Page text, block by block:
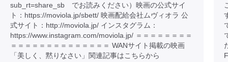
sub_rt=share_sb でお読みください）映画の公式サイ
ト：https://moviola.jp/sbett/ 映画配給会社ムヴィオラ 公
式サイト：http://moviola.jp/ インスタグラム：
https://www.instagram.com/moviola.jp/ ＝＝＝＝＝＝＝＝
＝＝＝＝＝＝＝＝＝＝＝＝＝＝ WANサイト掲載の映画
「美しく、黙りなさい」関連記事はこちらから